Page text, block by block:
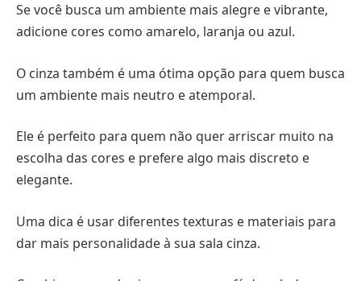
Se você busca um ambiente mais alegre e vibrante,
adicione cores como amarelo, laranja ou azul.
O cinza também é uma ótima opção para quem busca
um ambiente mais neutro e atemporal.
Ele é perfeito para quem não quer arriscar muito na
escolha das cores e prefere algo mais discreto e
elegante.
Uma dica é usar diferentes texturas e materiais para
dar mais personalidade à sua sala cinza.